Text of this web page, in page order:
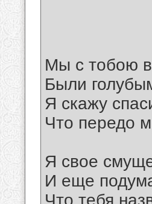
Мы с тобою
Были
Я скажу
Что передо
Я свое
И еще